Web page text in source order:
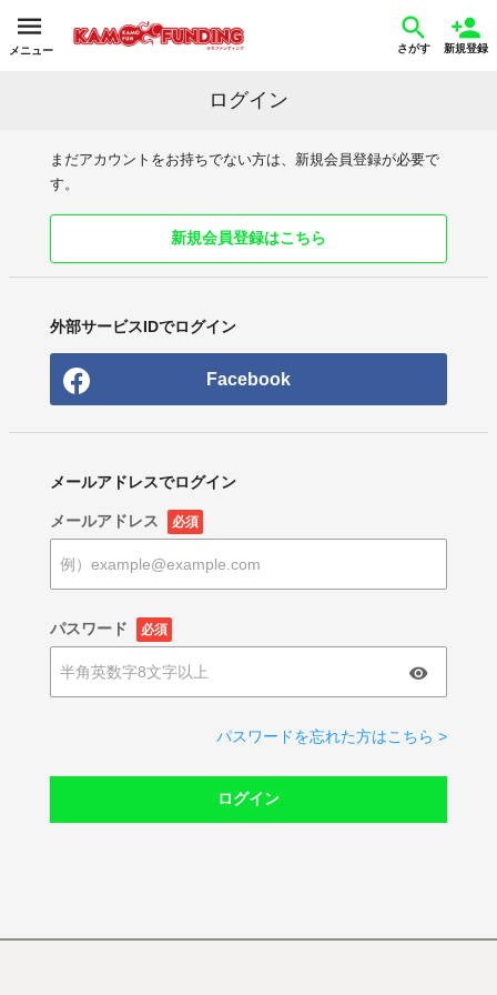
メニュー さがす 新規登録
ログイン
まだアカウントをお持ちでない方は、新規会員登録が必要で
す。
新規会員登録はこちら
外部サービスIDでログイン
Facebook
メールアドレスでログイン
メールアドレス 必須
パスワード 必須
パスワードを忘れた方はこちら >
ログイン